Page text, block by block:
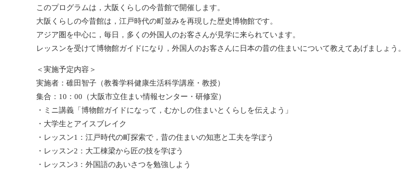
このプログラムは，大阪くらしの今昔館で開催します。
大阪くらしの今昔館は，江戸時代の町並みを再現した歴史博物館です。
アジア圏を中心に，毎日，多くの外国人のお客さんが見学に来られています。
レッスンを受けて博物館ガイドになり，外国人のお客さんに日本の昔の住まいについて教えてあげましょう。
＜実施予定内容＞
実施者：碓田智子（教養学科健康生活科学講座・教授）
集合：10：00（大阪市立住まい情報センター・研修室）
・ミニ講義「博物館ガイドになって，むかしの住まいとくらしを伝えよう」
・大学生とアイスブレイク
・レッスン1：江戸時代の町探索で，昔の住まいの知恵と工夫を学ぼう
・レッスン2：大工棟梁から匠の技を学ぼう
・レッスン3：外国語のあいさつを勉強しよう